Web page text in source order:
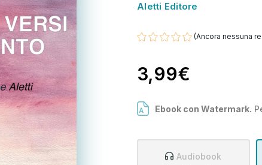
Aletti Editore
(Ancora nessuna
3,99€
Ebook con Watermark.
Audiobook